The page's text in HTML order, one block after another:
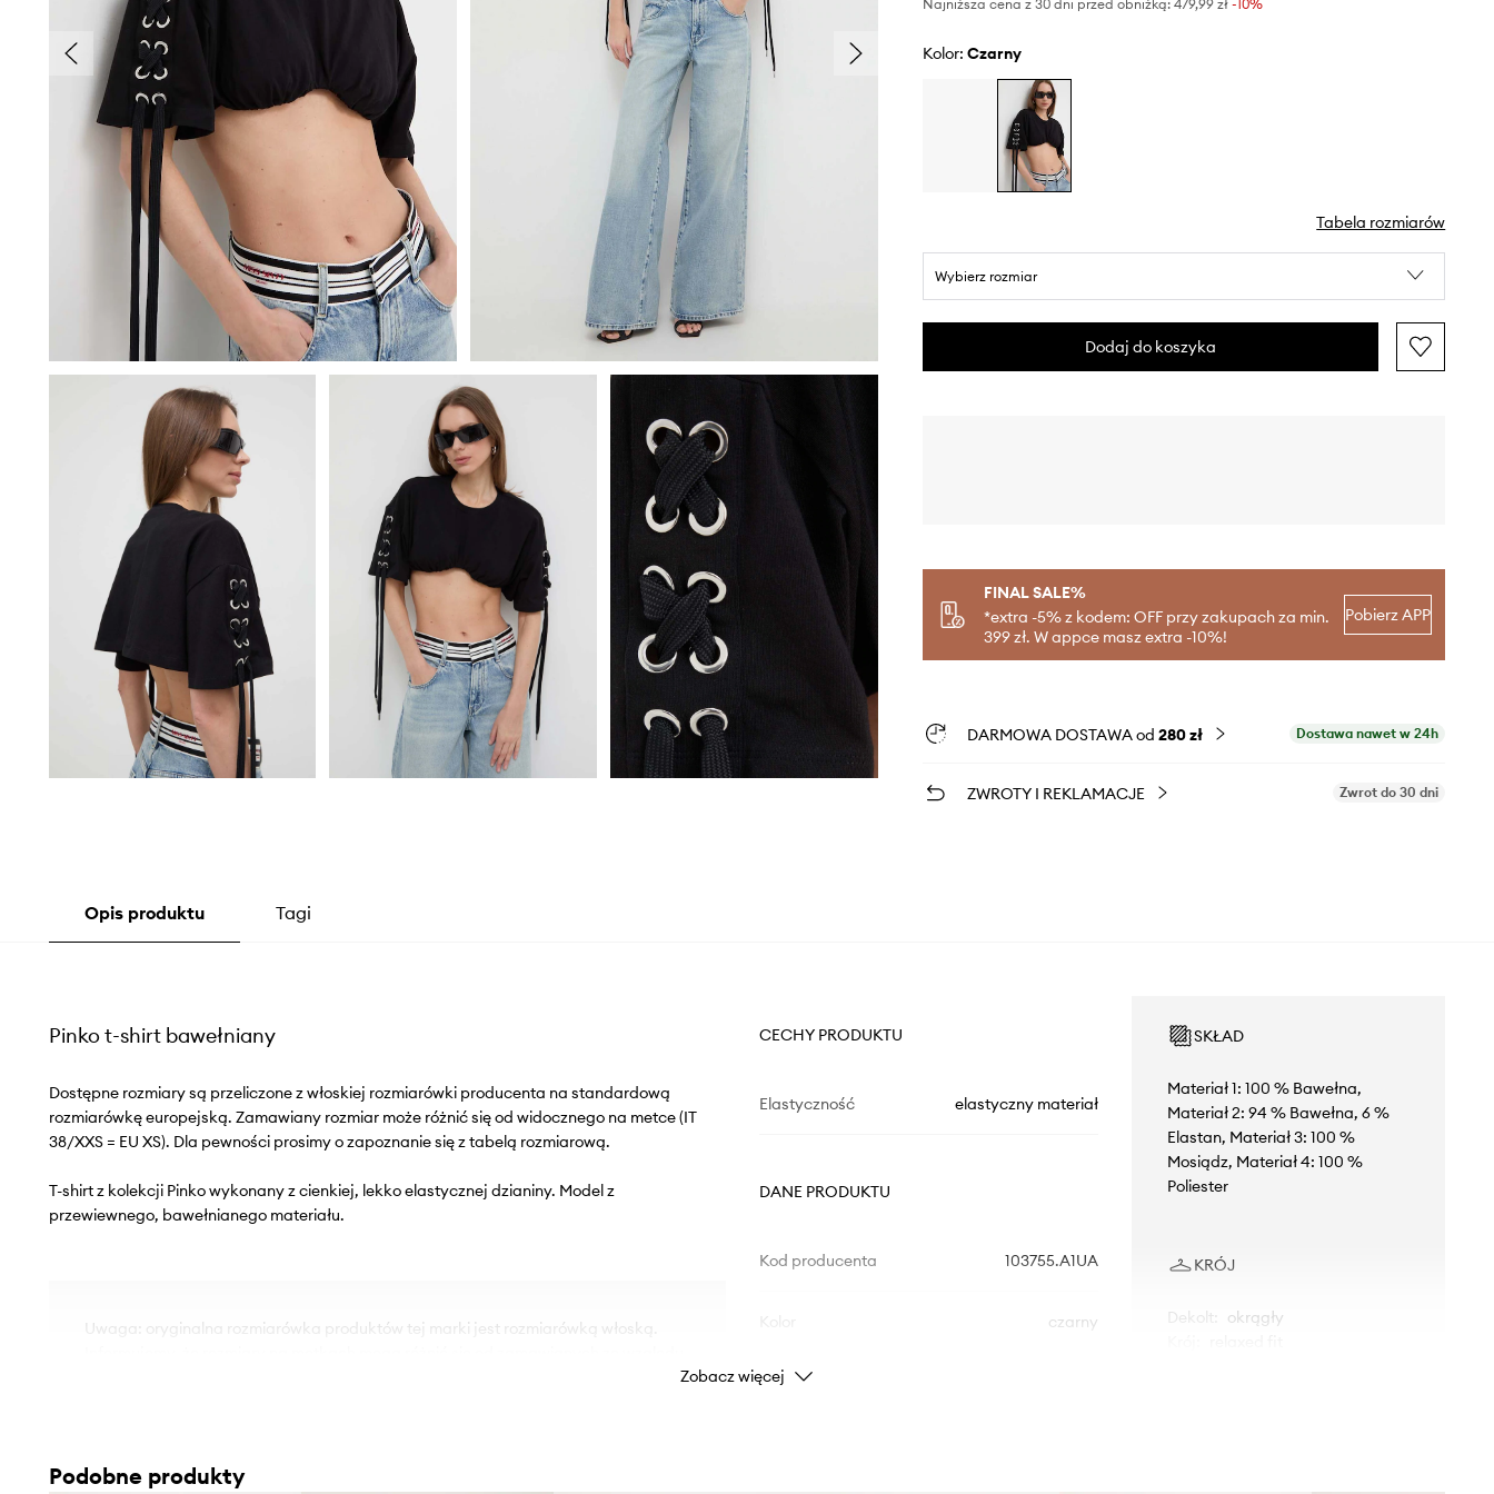
Najniższa cena z 30 dni przed obniżką: 479,99 zł -10%
Kolor: czarny
Tabela rozmiarów
Wybierz rozmiar
Dodaj do koszyka
FINAL SALE%
*extra -5% z kodem: OFF przy zakupach za min.
399 zł. W appce masz extra -10%!
Pobierz APP
DARMOWA DOSTAWA od 280 zł Dostawa nawet w 24h
ZWROTY I REKLAMACJE Zwrot do 30 dni
Opis produktu Tagi
Pinko t-shirt bawełniany
Dostępne rozmiary są przeliczone z włoskiej rozmiarówki producenta na standardową
rozmiarówkę europejską. Zamawiany rozmiar może różnić się od widocznego na metce (IT
38/XXS = EU XS). Dla pewności prosimy o zapoznanie się z tabelą rozmiarową.
T-shirt z kolekcji Pinko wykonany z cienkiej, lekko elastycznej dzianiny. Model z
przewiewnego, bawełnianego materiału.
Uwaga: oryginalna rozmiarówka produktów tej marki jest rozmiarówką włoską.
- Klasyczny, okrągły dekolt.
CECHY PRODUKTU
Elastyczność elastyczny materiał
DANE PRODUKTU
Kod producenta 103755.A1UA
czarny
Marka
SKŁAD
Materiał 1: 100 % Bawełna,
Materiał 2: 94 % Bawełna, 6 %
Elastan, Materiał 3: 100 %
Mosiądz, Materiał 4: 100 %
Poliester
KRÓJ
Dekolt
okrągły
Zobacz więcej
Podobne produkty